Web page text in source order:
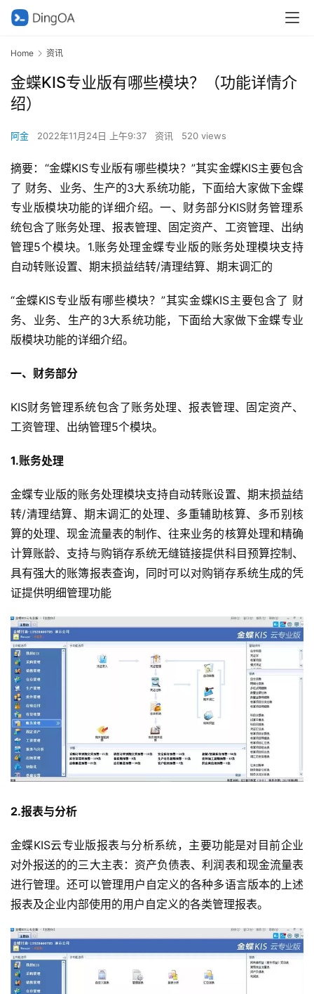
Home 资讯
金蝶KIS专业版有哪些模块？（功能详情介
绍）
阿金 2022年11月24日 上午9:37 资讯 520 views
摘要：“金蝶KIS专业版有哪些模块？”其实金蝶KIS主要包含
了 财务、业务、生产的3大系统功能，下面给大家做下金蝶
专业版模块功能的详细介绍。一、财务部分KIS财务管理系
统包含了账务处理、报表管理、固定资产、工资管理、出纳
管理5个模块。1.账务处理金蝶专业版的账务处理模块支持
自动转账设置、期末损益结转/清理结算、期末调汇的
“金蝶KIS专业版有哪些模块？”其实金蝶KIS主要包含了 财
务、业务、生产的3大系统功能，下面给大家做下金蝶专业
版模块功能的详细介绍。
一、财务部分
KIS财务管理系统包含了账务处理、报表管理、固定资产、
工资管理、出纳管理5个模块。
1.账务处理
金蝶专业版的账务处理模块支持自动转账设置、期末损益结
转/清理结算、期末调汇的处理、多重辅助核算、多币别核
算的处理、现金流量表的制作、往来业务的核算处理和精确
计算账龄、支持与购销存系统无缝链接提供科目预算控制、
具有强大的账簿报表查询，同时可以对购销存系统生成的凭
证提供明细管理功能
2.报表与分析
金蝶KIS云专业版报表与分析系统，主要功能是对目前企业
对外报送的的三大主表：资产负债表、利润表和现金流量表
进行管理。还可以管理用户自定义的各种多语言版本的上述
报表及企业内部使用的用户自定义的各类管理报表。